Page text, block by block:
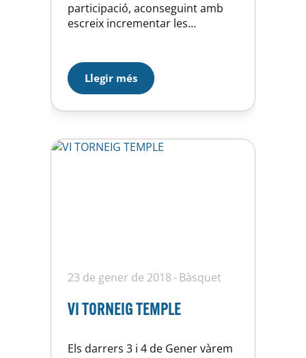
participació, aconseguint amb
escreix incrementar les
edició assenta les bases d’aquest
Campus que ha nascut amb el
propòsit de barrejar competició,
diversió i aprenentatge en unes
pocs clubs poden gaudir a la…
Llegir més
23 de gener de 2018 Bàsquet
VI TORNEIG TEMPLE
Els darrers 3 i 4 de Gener vàrem